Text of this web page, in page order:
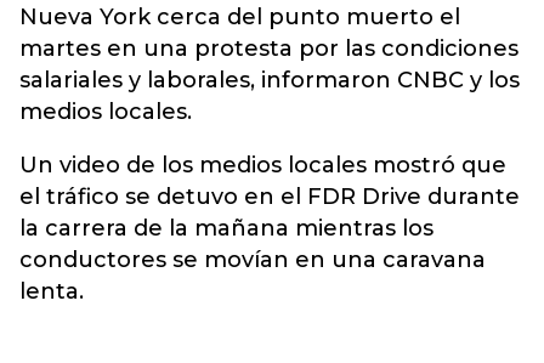
Nueva York cerca del punto muerto el
martes en una protesta por las condiciones
salariales y laborales, informaron CNBC y los
medios locales.
Un video de los medios locales mostró que
el tráfico se detuvo en el FDR Drive durante
la carrera de la mañana mientras los
conductores se movían en una caravana
lenta.